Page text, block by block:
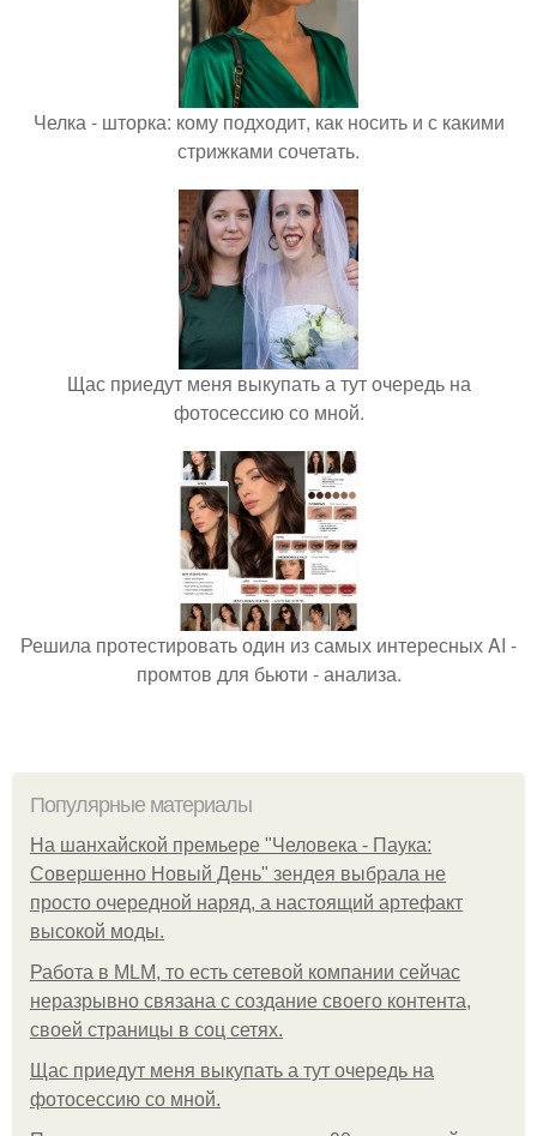
Челка - шторка: кому подходит, как носить и с какими
стрижками сочетать.
Щас приедут меня выкупать а тут очередь на
фотосессию со мной.
Решила протестировать один из самых интересных AI -
промтов для бьюти - анализа.
Популярные материалы
На шанхайской премьере "Человека - Паука:
Совершенно Новый День" зендея выбрала не
просто очередной наряд, а настоящий артефакт
высокой моды.
Работа в MLM, то есть сетевой компании сейчас
неразрывно связана с создание своего контента,
своей страницы в соц сетях.
Щас приедут меня выкупать а тут очередь на
фотосессию со мной.